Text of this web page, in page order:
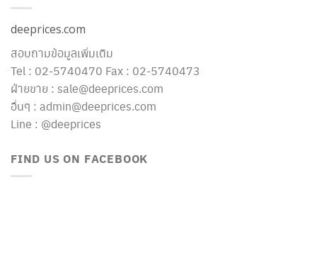
deeprices.com
สอบถามข้อมูลเพิ่มเติม
Tel : 02-5740470 Fax : 02-5740473
ฝ่ายขาย : sale@deeprices.com
อื่นๆ : admin@deeprices.com
Line : @deeprices
FIND US ON FACEBOOK